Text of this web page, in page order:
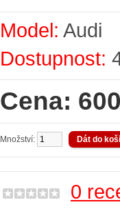
Model: Audi
Dostupnost:
Cena:
Množství:
0